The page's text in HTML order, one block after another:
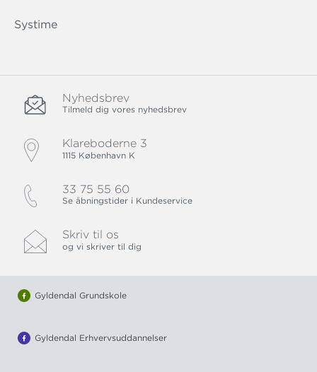
Systime
Nyhedsbrev
Tilmeld dig vores nyhedsbrev
Klareboderne 3
1115 København K
33 75 55 60
Se åbningstider i Kundeservice
Skriv til os
og vi skriver til dig
Gyldendal Grundskole
Gyldendal Erhvervsuddannelser